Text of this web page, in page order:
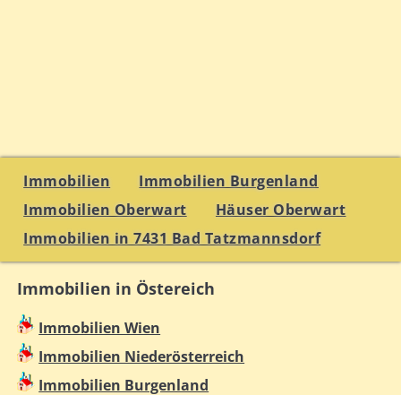
Immobilien
Immobilien Burgenland
Immobilien Oberwart
Häuser Oberwart
Immobilien in 7431 Bad Tatzmannsdorf
Immobilien in Östereich
Immobilien Wien
Immobilien Niederösterreich
Immobilien Burgenland